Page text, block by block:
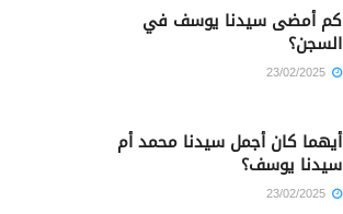
كم أمضى سيدنا يوسف في
السجن؟
أيهما كان أجمل سيدنا محمد أم
سيدنا يوسف؟